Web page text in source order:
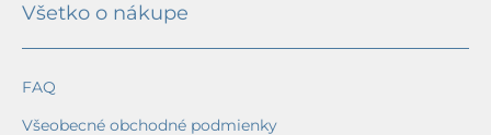
Všetko o nákupe
FAQ
Všeobecné obchodné podmienky